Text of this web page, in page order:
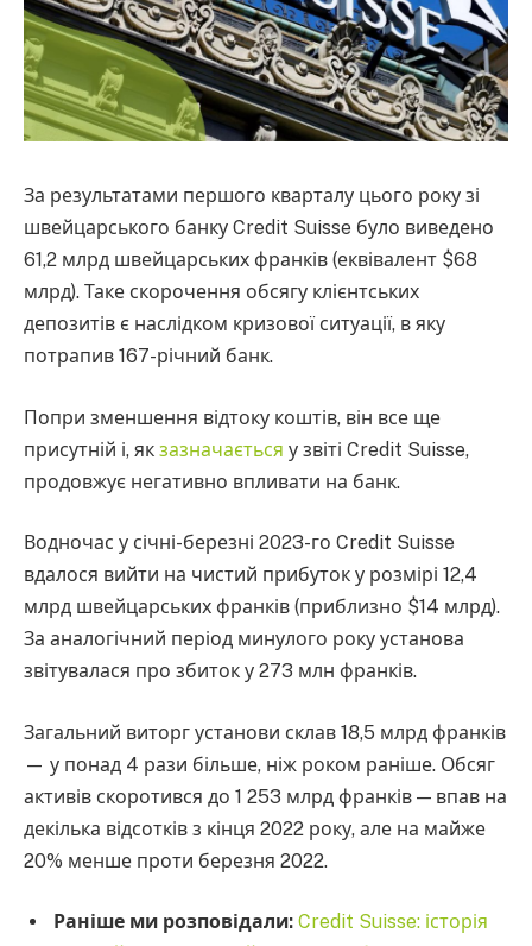
За результатами першого кварталу цього року зі
швейцарського банку Credit Suisse було виведено
61,2 млрд швейцарських франків (еквівалент $68
млрд). Таке скорочення обсягу клієнтських
депозитів є наслідком кризової ситуації, в яку
потрапив 167-річний банк.
Попри зменшення відтоку коштів, він все ще
присутній і, як зазначається у звіті Credit Suisse,
продовжує негативно впливати на банк.
Водночас у січні-березні 2023-го Credit Suisse
вдалося вийти на чистий прибуток у розмірі 12,4
млрд швейцарських франків (приблизно $14 млрд).
За аналогічний період минулого року установа
звітувалася про збиток у 273 млн франків.
Загальний виторг установи склав 18,5 млрд франків
— у понад 4 рази більше, ніж роком раніше. Обсяг
активів скоротився до 1 253 млрд франків — впав на
декілька відсотків з кінця 2022 року, але на майже
20% менше проти березня 2022.
Раніше ми розповідали: Credit Suisse: історія